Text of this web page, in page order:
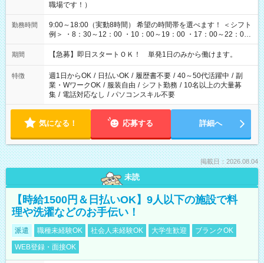
職場です！）
勤務時間
9:00～18:00（実動8時間） 希望の時間帯を選べます！ ＜シフト
例＞ ・8：30～12：00 ・10：00～19：00 ・17：00～22：00
・13：00～22：00 ・22：00～翌6：00 など
期間 【急募】即日スタートＯＫ！ 単発1日のみから働けます。
特徴 週1日からOK / 日払いOK / 履歴書不要 / 40～50代活躍中 / 副
業・WワークOK / 服装自由 / シフト勤務 / 10名以上の大量募
集 / 電話対応なし / パソコンスキル不要
気になる！ 応募する 詳細へ
掲載日：2026.08.04
未読
【時給1500円＆日払いOK】9人以下の施設で料
理や洗濯などのお手伝い！
派遣 職種未経験OK 社会人未経験OK 大学生歓迎
ブランクOK
WEB登録・面接OK